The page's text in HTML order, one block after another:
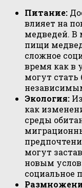
Питание:
влияет на
медведей. В
пищи
сложное
время как в
могут стать
Экология:
как
среды
могут
новым
социальное